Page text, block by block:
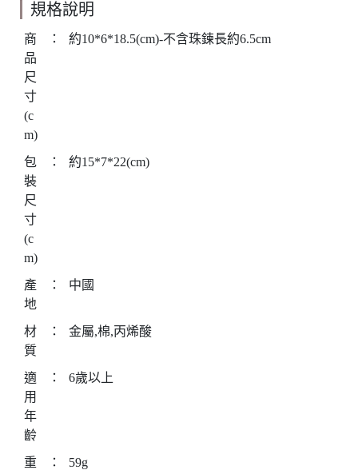
規格說明
商
品
尺
寸
(c
m)
： 約10*6*18.5(cm)-不含珠鍊長約6.5cm
包
裝
尺
寸
(c
m)
： 約15*7*22(cm)
產
地
： 中國
材
質
： 金屬,棉,丙烯酸
適
用
年
齡
： 6歲以上
重
： 59g